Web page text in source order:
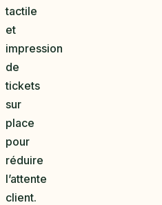
tactile
et
impression
de
tickets
sur
place
pour
réduire
l’attente
client.